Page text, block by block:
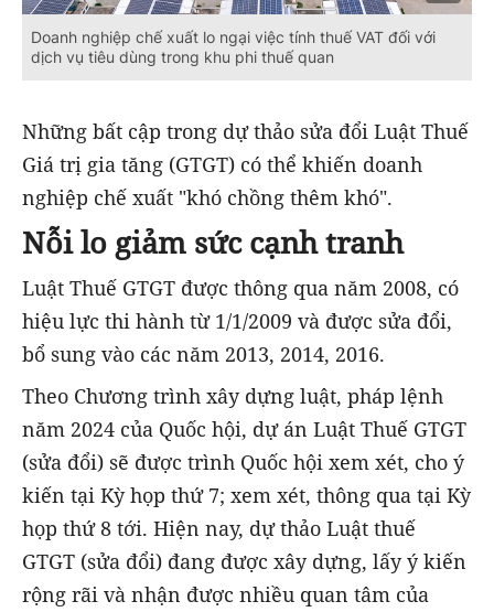
Doanh nghiệp chế xuất lo ngại việc tính thuế VAT đối với
dịch vụ tiêu dùng trong khu phi thuế quan
Những bất cập trong dự thảo sửa đổi Luật Thuế
Giá trị gia tăng (GTGT) có thể khiến doanh
nghiệp chế xuất "khó chồng thêm khó".
Nỗi lo giảm sức cạnh tranh
Luật Thuế GTGT được thông qua năm 2008, có
hiệu lực thi hành từ 1/1/2009 và được sửa đổi,
bổ sung vào các năm 2013, 2014, 2016.
Theo Chương trình xây dựng luật, pháp lệnh
năm 2024 của Quốc hội, dự án Luật Thuế GTGT
(sửa đổi) sẽ được trình Quốc hội xem xét, cho ý
kiến tại Kỳ họp thứ 7; xem xét, thông qua tại Kỳ
họp thứ 8 tới. Hiện nay, dự thảo Luật thuế
GTGT (sửa đổi) đang được xây dựng, lấy ý kiến
rộng rãi và nhận được nhiều quan tâm của